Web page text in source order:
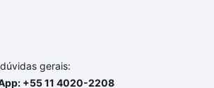
gerais:
+55 11 4020-2208